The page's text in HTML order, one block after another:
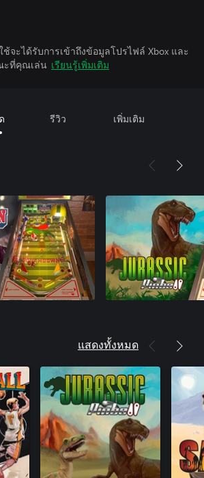
จะได้รับการเข้าถึงข้อมูลโปรไฟล์ Xbox และ
ะที่คุณเล่น เรียนรู้เพิ่มเติม
รีวิว เพิ่มเติม
แสดงทั้งหมด